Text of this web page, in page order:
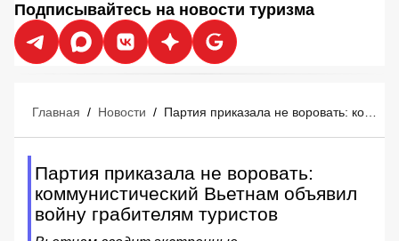
Подписывайтесь на новости туризма
Главная / Новости /
Партия приказала не воровать:
коммунистический Вьетнам объявил
войну грабителям туристов